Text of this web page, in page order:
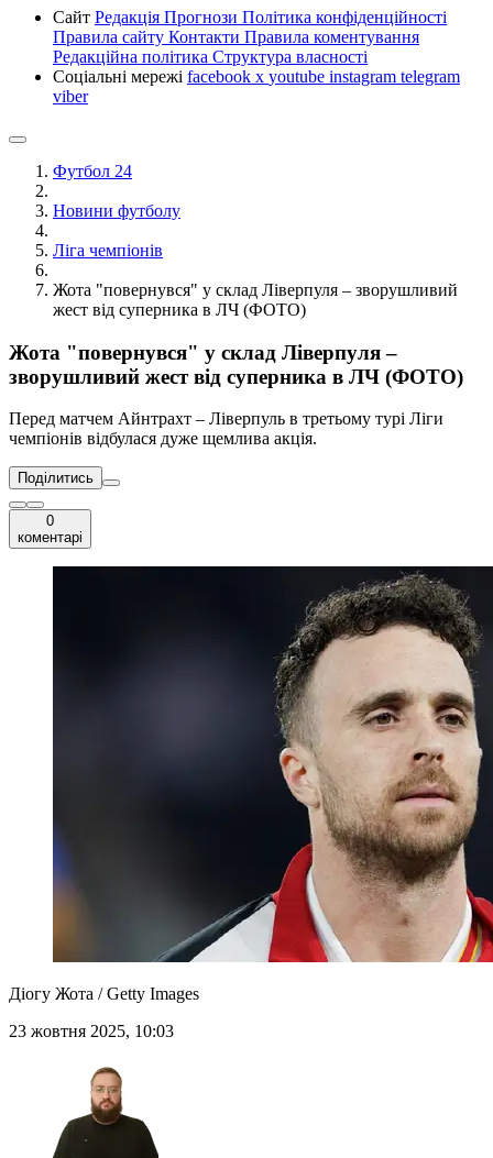
Сайт Редакція Прогнози Політика конфіденційності
Правила сайту Контакти Правила коментування
Редакційна політика Структура власності
Соціальні мережі facebook x youtube instagram telegram
viber
Футбол 24
Новини футболу
Ліга чемпіонів
Жота "повернувся" у склад Ліверпуля – зворушливий
жест від суперника в ЛЧ (ФОТО)
Жота "повернувся" у склад Ліверпуля –
зворушливий жест від суперника в ЛЧ (ФОТО)
Перед матчем Айнтрахт – Ліверпуль в третьому турі Ліги
чемпіонів відбулася дуже щемлива акція.
Поділитись
0
коментарі
Діогу Жота / Getty Images
23 жовтня 2025, 10:03